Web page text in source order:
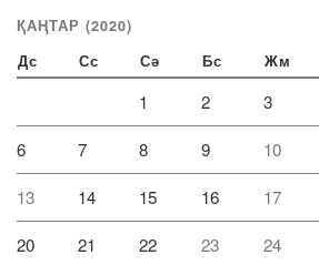
ҚАҢТАР (2020)
Дс Сс Сә Бс Жм
1 2 3
6 7 8 9 10
13 14 15 16 17
20 21 22 23 24